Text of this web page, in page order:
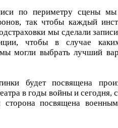
по периметру сцены мы
так чтобы каждый
мы сделали записи
чтобы в случае
могли выбрать лучший
будет посвящена
в годы войны и сегодня,
сторона посвящена